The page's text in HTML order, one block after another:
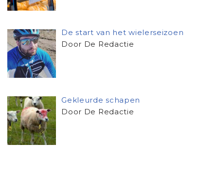
De start van het wielerseizoen
Door De Redactie
Gekleurde schapen
Door De Redactie